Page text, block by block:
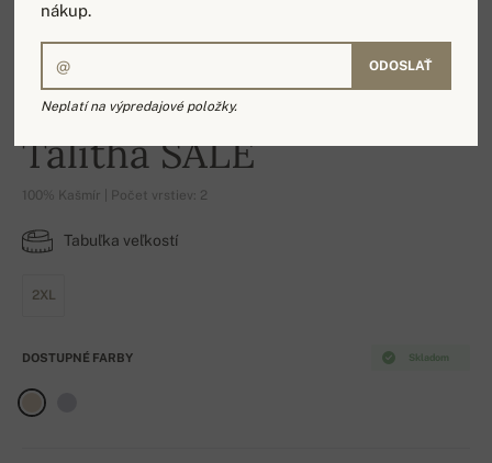
-16%
Talitha SALE
100% Kašmír | Počet vrstiev: 2
Tabuľka veľkostí
2XL
Skladom
DOSTUPNÉ FARBY
nákup.
ODOSLAŤ
Neplatí na výpredajové položky.